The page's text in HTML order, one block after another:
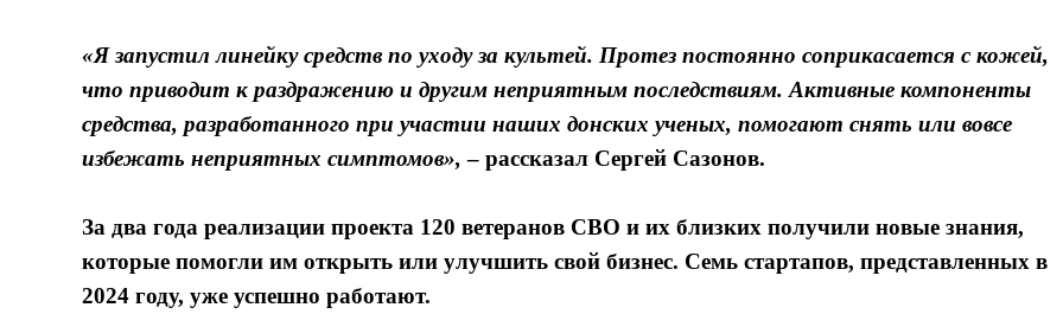
«Я запустил линейку средств по уходу за культей. Протез постоянно соприкасается с кожей,
что приводит к раздражению и другим неприятным последствиям. Активные компоненты
средства, разработанного при участии наших донских ученых, помогают снять или вовсе
избежать неприятных симптомов»,– рассказал Сергей Сазонов.
За два года реализации проекта 120 ветеранов СВО и их близких получили новые знания,
которые помогли им открыть или улучшить свой бизнес. Семь стартапов, представленных в
2024 году, уже успешно работают.